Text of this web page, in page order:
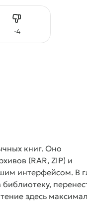
-4Не нравится
книг. Оно
(RAR, ZIP) и
интерфейсом. В
здесь